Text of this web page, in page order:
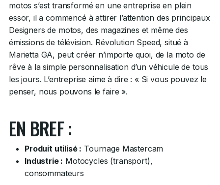
motos s’est transformé en une entreprise en plein
essor, il a commencé à attirer l’attention des principaux
Designers de motos, des magazines et même des
émissions de télévision. Révolution Speed, situé à
Marietta GA, peut créer n’importe quoi, de la moto de
rêve à la simple personnalisation d’un véhicule de tous
les jours. L’entreprise aime à dire : « Si vous pouvez le
penser, nous pouvons le faire ».
EN BREF :
Produit utilisé : Tournage Mastercam
Industrie : Motocycles (transport),
consommateurs